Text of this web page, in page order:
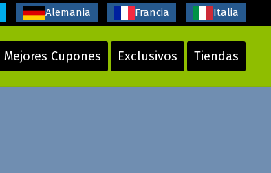
Mejores Cupones Exclusivos Tiendas
Alemania Francia Italia